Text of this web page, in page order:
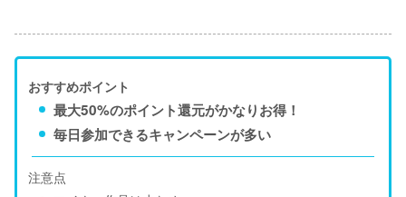
おすすめポイント
最大50%のポイント還元がかなりお得！
毎日参加できるキャンペーンが多い
注意点